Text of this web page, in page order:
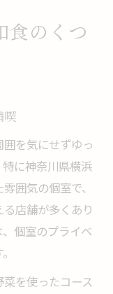
食を楽しむコ
力とは
安心感を実
ひととき
める理由
を引き立てる
た食事時間
ガイド
ポイント
食のくつ
喫
を気にせずゆっ
に神奈川県横浜
囲気の個室で、
店舗が多くあり
個室のプライベ
を使ったコース